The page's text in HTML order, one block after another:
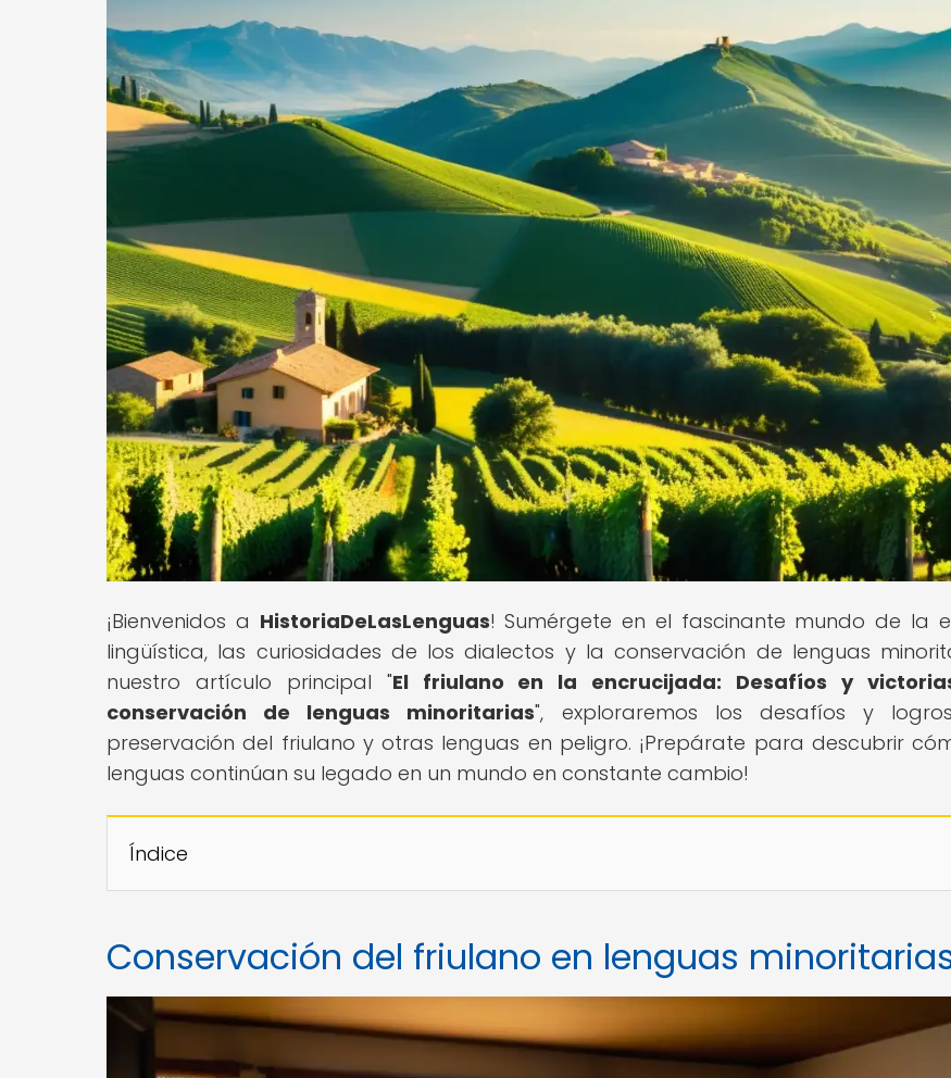
¡Bienvenidos a HistoriaDeLasLenguas! Sumérgete en el fascinante mundo de la
lingüística, las curiosidades de los dialectos y la conservación de lenguas
nuestro artículo principal "El friulano en la encrucijada: Desafíos y
conservación de lenguas minoritarias", exploraremos los desafíos y
preservación del friulano y otras lenguas en peligro. ¡Prepárate para descubrir
lenguas continúan su legado en un mundo en constante cambio!
Índice
Conservación del friulano en lenguas